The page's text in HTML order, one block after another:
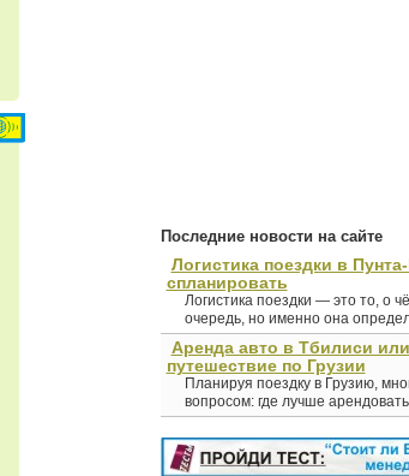
Последние новости на сайте
Логистика поездки в
спланировать
Логистика поездки — это то, о
очередь, но именно она
Аренда авто в Тбилиси
путешествие по Грузии
Планируя поездку в Грузию,
вопросом: где лучше